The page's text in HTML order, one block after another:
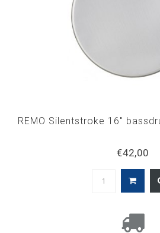
REMO Silentstroke 16"
€42,00